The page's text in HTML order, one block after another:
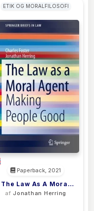
ETIK OG MORALFILOSOFI
Paperback, 2021
The Law As A Moral
Agent
afJonathan Herring